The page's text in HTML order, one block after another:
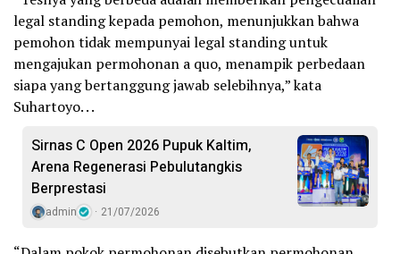
legal standing kepada pemohon, menunjukkan bahwa
pemohon tidak mempunyai legal standing untuk
mengajukan permohonan a quo, menampik perbedaan
siapa yang bertanggung jawab selebihnya,” kata
Suhartoyo. . .
Sirnas C Open 2026 Pupuk Kaltim,
Arena Regenerasi Pebulutangkis
Berprestasi
admin 21/07/2026